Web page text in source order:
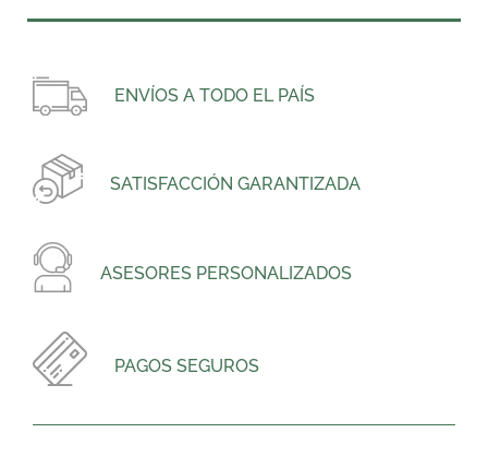
ENVÍOS A TODO EL PAÍS
SATISFACCIÓN GARANTIZADA
ASESORES PERSONALIZADOS
PAGOS SEGUROS